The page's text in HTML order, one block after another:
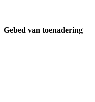
Gebed van toenadering